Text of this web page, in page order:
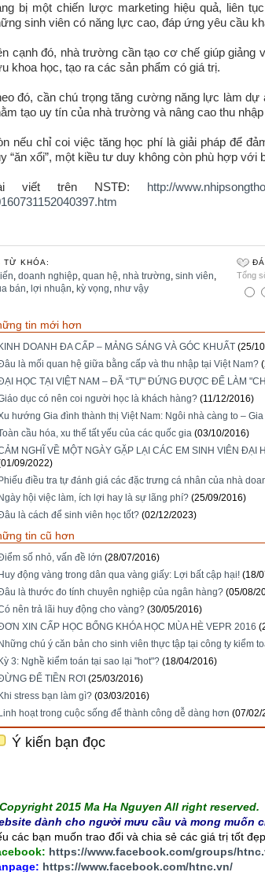
bị một chiến lược marketing hiệu quả, liên
sinh viên có năng lực cao, đáp ứng yêu cầu
cạnh đó, nhà trường cần tạo cơ chế giúp giảng
khoa học, tạo ra các sản phẩm có giá trị.
đó, cần chú trọng tăng cường năng lực làm
tạo uy tín của nhà trường và nâng cao thu
nếu chỉ coi việc tăng học phí là giải pháp để
“ăn xổi”, một kiều tư duy không còn phù hợp với
viết trên NSTĐ: http://
TỪ KHÓA:
, doanh nghiệp, quan hệ, nhà trường, sinh viên,
bán, lợi nhuận, kỳ vọng, như vậy
Tổng
tin mới hơn
KINH DOANH ĐA CẤP – MẢNG SÁNG VÀ GÓC KHUẤT (25/
là mối quan hệ giữa bằng cấp và thu nhập tại Việt Nam?
HỌC TẠI VIỆT NAM – ĐÃ “TỰ" ĐỨNG ĐƯỢC ĐỂ LÀM
dục có nên coi người học là khách hàng? (11/12/2016)
hướng Gia đình thành thị Việt Nam: Ngôi nhà càng to –
cầu hóa, xu thế tất yếu của các quốc gia (03/10/2016)
NGHĨ VỀ MỘT NGÀY GẶP LẠI CÁC EM SINH VIÊN ĐẠI
09/2022)
Phiếu điều tra tự đánh giá các đặc trưng cá nhân của nhà
Ngày hội việc làm, ích lợi hay là sự lãng phí? (25/09/2016)
là cách để sinh viên học tốt? (02/12/2023)
tin cũ hơn
số nhỏ, vấn đề lớn (28/07/2016)
Huy động vàng trong dân qua vàng giấy: Lợi bất cập hại! (18/
là thước đo tính chuyên nghiệp của ngân hàng? (05/08/
nên trả lãi huy động cho vàng? (30/05/2016)
XIN CẤP HỌC BỔNG KHÓA HỌC MÙA HÈ VEPR 2016
Những chú ý căn bản cho sinh viên thực tập tại công ty kiểm
Kỳ 3: Nghề kiểm toán tại sao lại "hot"? (18/04/2016)
ĐỂ TIỀN RƠI (25/03/2016)
Khi stress bạn làm gì? (03/03/2016)
Linh hoạt trong cuộc sống để thành công dễ dàng hơn (07/02/
Ý kiến bạn đọc
2015 Ma Ha Nguyen All right reserved.
dành cho người mưu cầu và mong muốn
các bạn muốn trao đổi và chia sẻ các giá trị tốt
https://www.facebook.com/groups/
https://www.facebook.com/htnc.vn/